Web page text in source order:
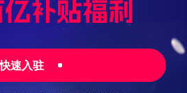
快速入驻